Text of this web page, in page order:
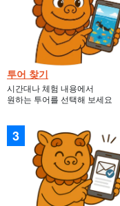
투어 찾기
시간대나 체험 내용에서
원하는 투어를 선택해 보세요